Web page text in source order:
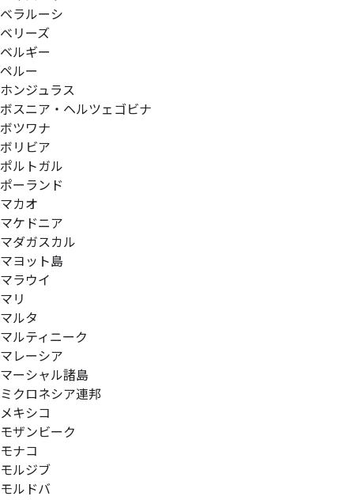
ベラルーシ
ベリーズ
ベルギー
ペルー
ホンジュラス
ボスニア・ヘルツェゴビナ
ボツワナ
ボリビア
ポルトガル
ポーランド
マカオ
マケドニア
マダガスカル
マヨット島
マラウイ
マリ
マルタ
マルティニーク
マレーシア
マーシャル諸島
ミクロネシア連邦
メキシコ
モザンビーク
モナコ
モルジブ
モルドバ